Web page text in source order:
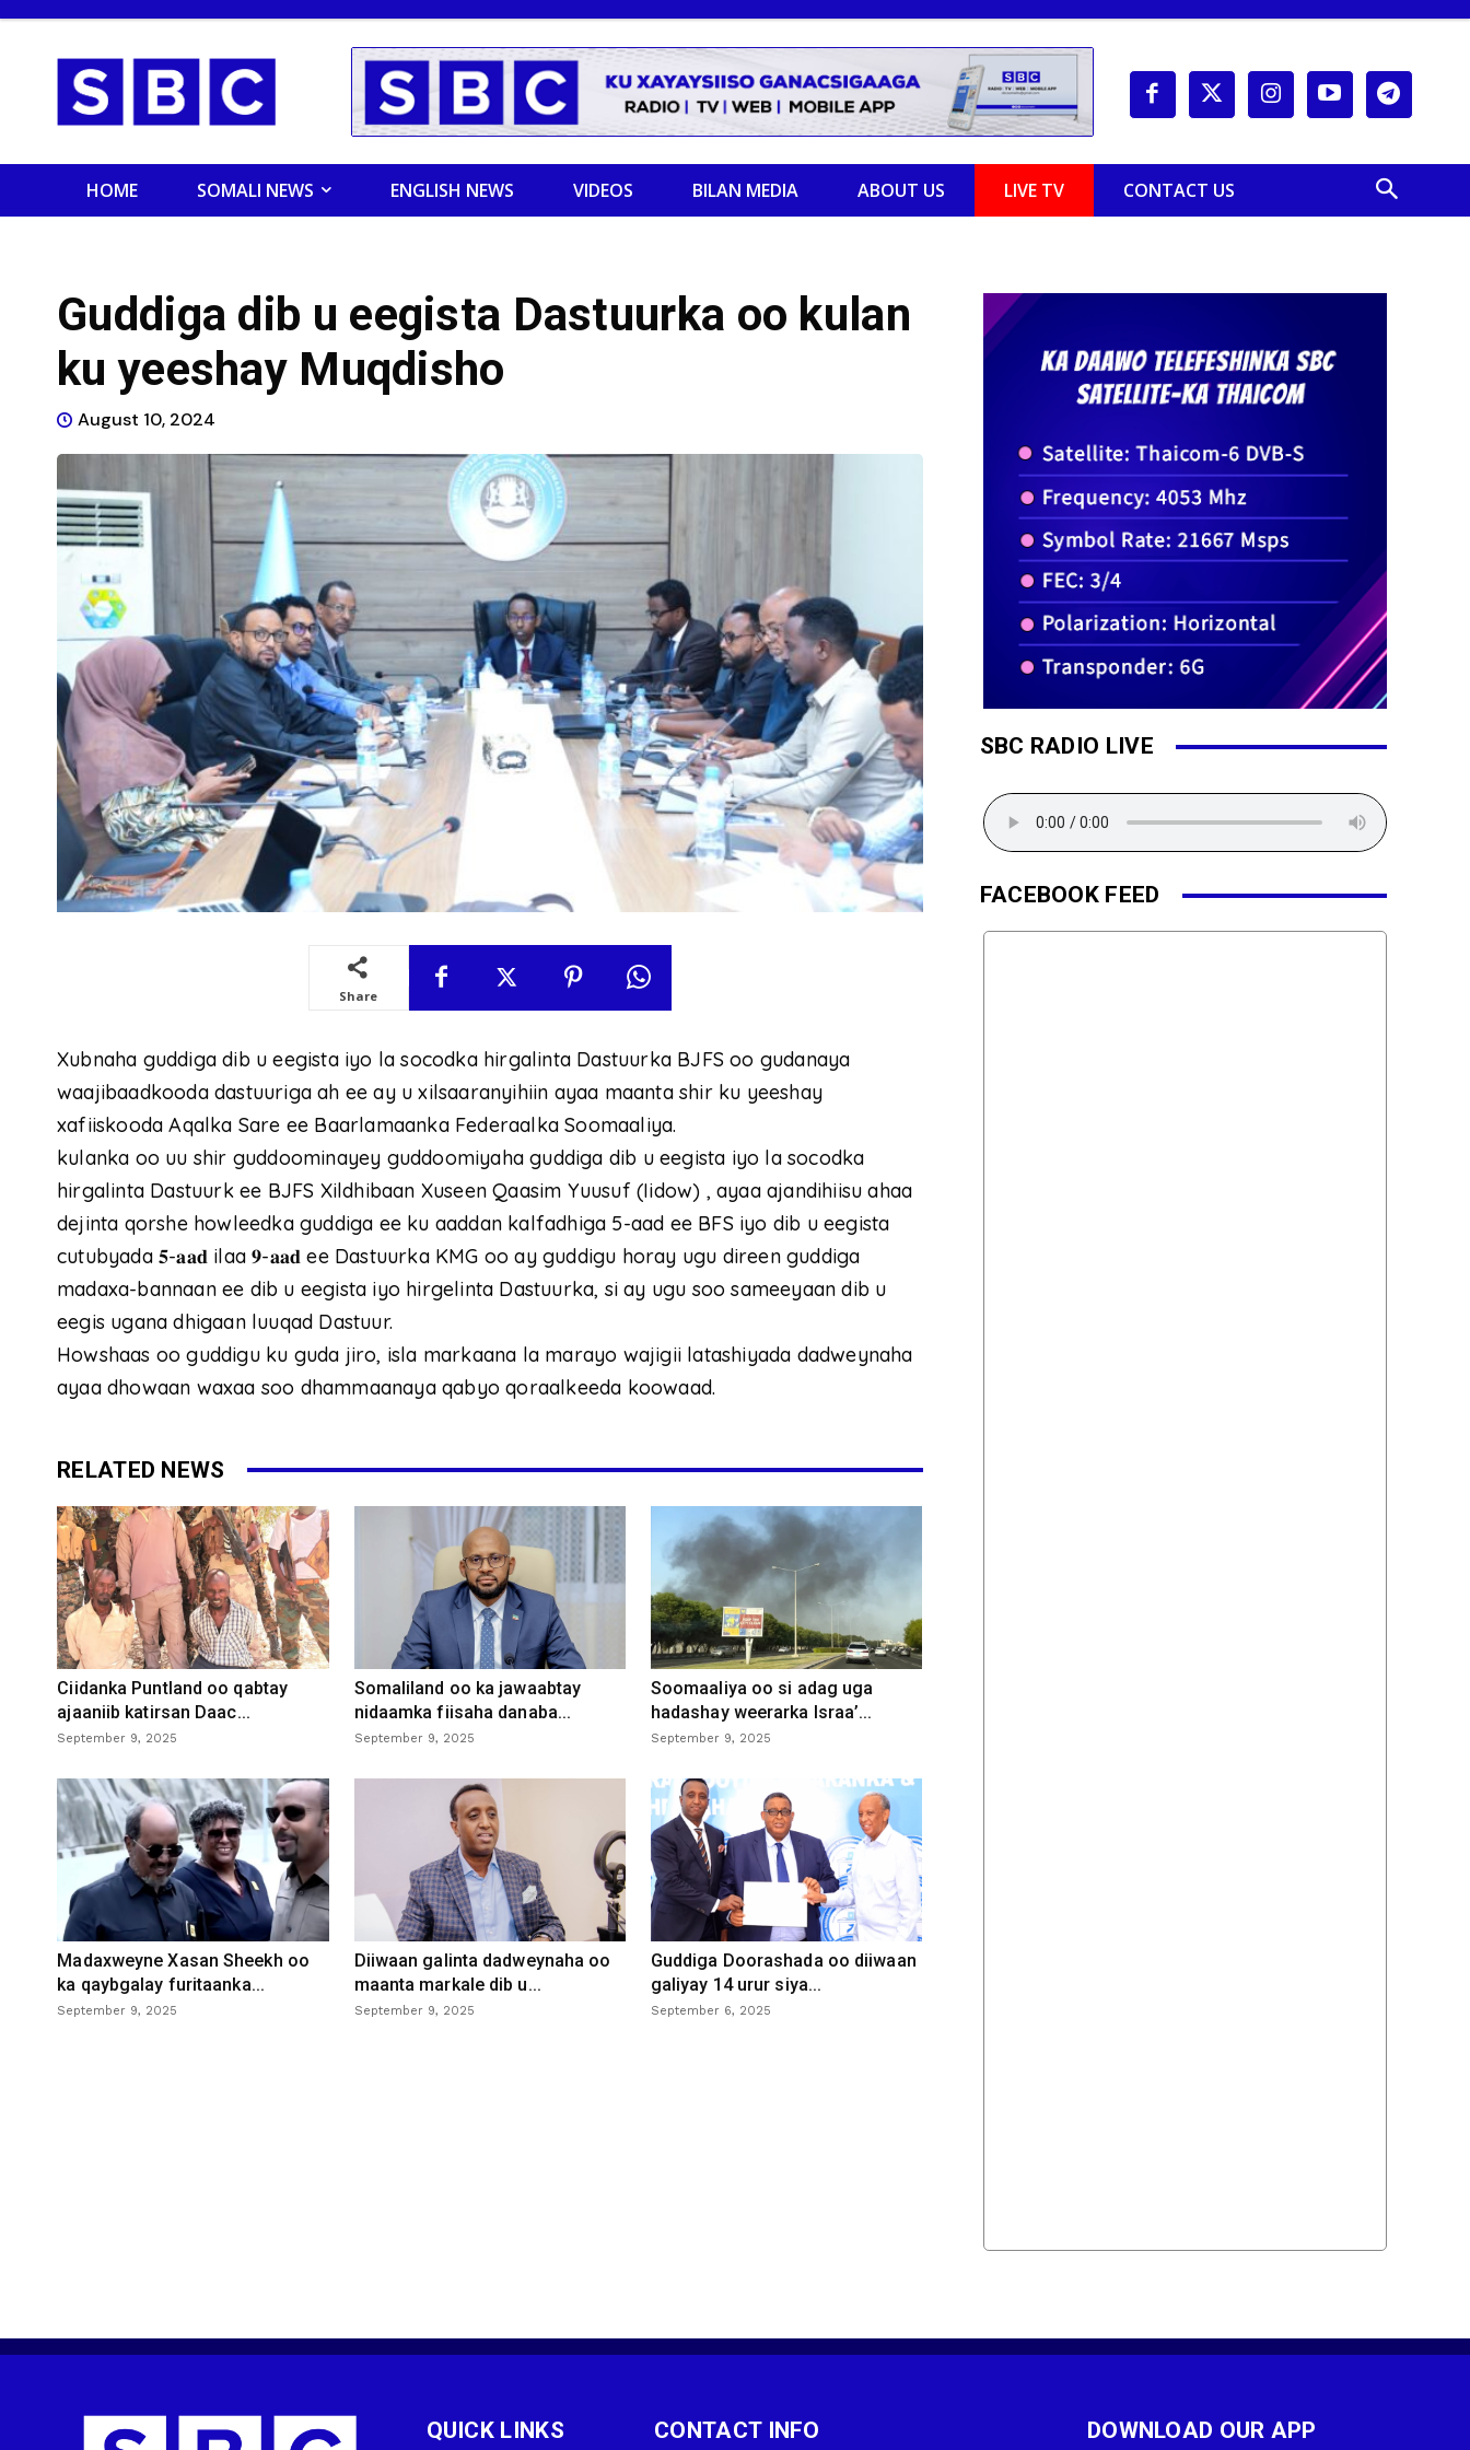
HOME SOMALI NEWS ENGLISH NEWS VIDEOS BILAN MEDIA ABOUT US LIVE TV CONTACT US
Guddiga dib u eegista Dastuurka oo kulan
ku yeeshay Muqdisho
August 10, 2024
Share
Xubnaha guddiga dib u eegista iyo la socodka hirgalinta Dastuurka BJFS oo gudanaya
waajibaadkooda dastuuriga ah ee ay u xilsaaranyihiin ayaa maanta shir ku yeeshay
xafiiskooda Aqalka Sare ee Baarlamaanka Federaalka Soomaaliya.
kulanka oo uu shir guddoominayey guddoomiyaha guddiga dib u eegista iyo la socodka
hirgalinta Dastuurk ee BJFS Xildhibaan Xuseen Qaasim Yuusuf (Iidow) , ayaa ajandihiisu ahaa
dejinta qorshe howleedka guddiga ee ku aaddan kalfadhiga 5-aad ee BFS iyo dib u eegista
cutubyada 𝟓-𝐚𝐚𝐝 ilaa 𝟗-𝐚𝐚𝐝 ee Dastuurka KMG oo ay guddigu horay ugu direen guddiga
madaxa-bannaan ee dib u eegista iyo hirgelinta Dastuurka, si ay ugu soo sameeyaan dib u
eegis ugana dhigaan luuqad Dastuur.
Howshaas oo guddigu ku guda jiro, isla markaana la marayo wajigii latashiyada dadweynaha
ayaa dhowaan waxaa soo dhammaanaya qabyo qoraalkeeda koowaad.
RELATED NEWS
Ciidanka Puntland oo qabtay
ajaaniib katirsan Daac...
September 9, 2025
Somaliland oo ka jawaabtay
nidaamka fiisaha danaba...
September 9, 2025
Soomaaliya oo si adag uga
hadashay weerarka Israa’...
September 9, 2025
Madaxweyne Xasan Sheekh oo
ka qaybgalay furitaanka...
September 9, 2025
Diiwaan galinta dadweynaha oo
maanta markale dib u...
September 9, 2025
Guddiga Doorashada oo diiwaan
galiyay 14 urur siya...
September 6, 2025
SBC RADIO LIVE
FACEBOOK FEED
QUICK LINKS CONTACT INFO DOWNLOAD OUR APP